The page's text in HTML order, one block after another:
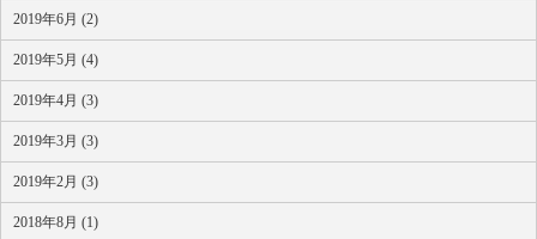
2019年6月 (2)
2019年5月 (4)
2019年4月 (3)
2019年3月 (3)
2019年2月 (3)
2018年8月 (1)